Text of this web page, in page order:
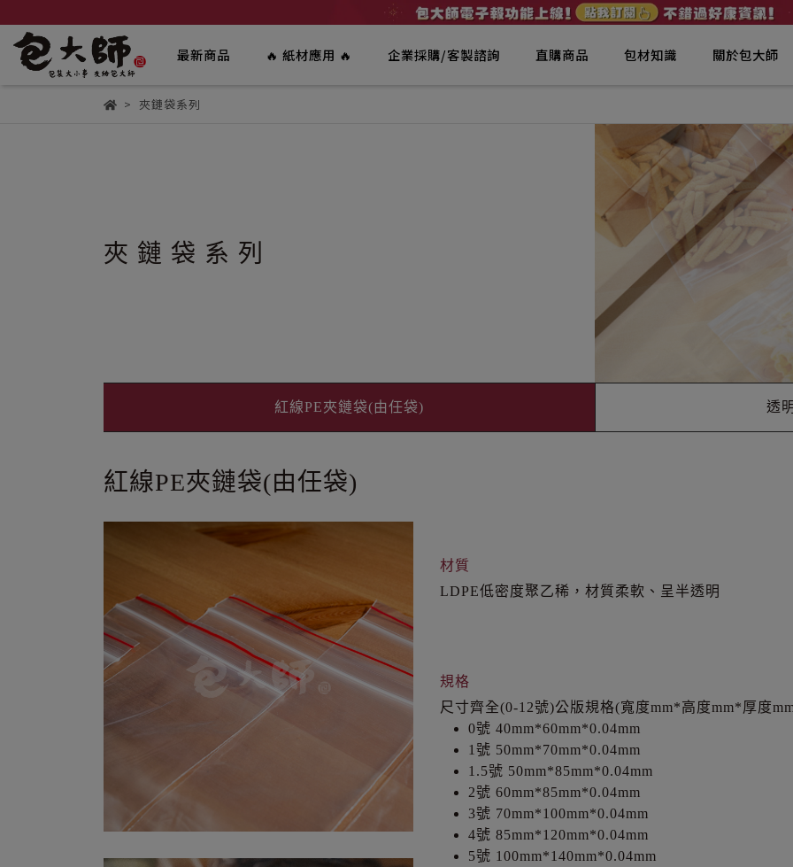
最新商品 🔥 紙材應用 🔥 企業採購/客製諮詢 直購商品 包材知識 關於包大師
夾鏈袋系列
夾鏈袋系列
紅線PE夾鏈袋(由任袋) 透
紅線PE夾鏈袋(由任袋)
材質
LDPE低密度聚乙稀，材質柔軟、呈半透明
規格
尺寸齊全(0-12號)公版規格(寬度mm*高度mm*厚度
0號 40mm*60mm*0.04mm
1號 50mm*70mm*0.04mm
1.5號 50mm*85mm*0.04mm
2號 60mm*85mm*0.04mm
3號 70mm*100mm*0.04mm
4號 85mm*120mm*0.04mm
5號 100mm*140mm*0.04mm